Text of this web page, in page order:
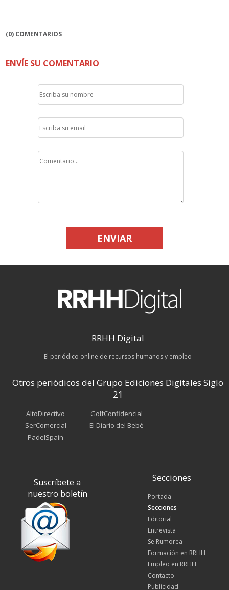
(0) COMENTARIOS
ENVÍE SU COMENTARIO
ENVIAR
RRHH Digital
El periódico online de recursos humanos y empleo
Otros periódicos del Grupo Ediciones Digitales Siglo
21
AltoDirectivo
SerComercial
PadelSpain
GolfConfidencial
El Diario del Bebé
Suscríbete a
nuestro boletín
Secciones
Portada
Secciones
Editorial
Entrevista
Se Rumorea
Formación en RRHH
Empleo en RRHH
Contacto
Publicidad